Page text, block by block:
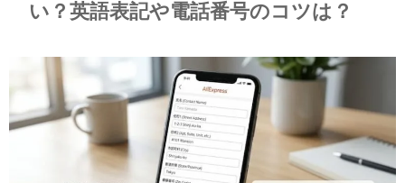
い？英語表記や電話番号のコツは？